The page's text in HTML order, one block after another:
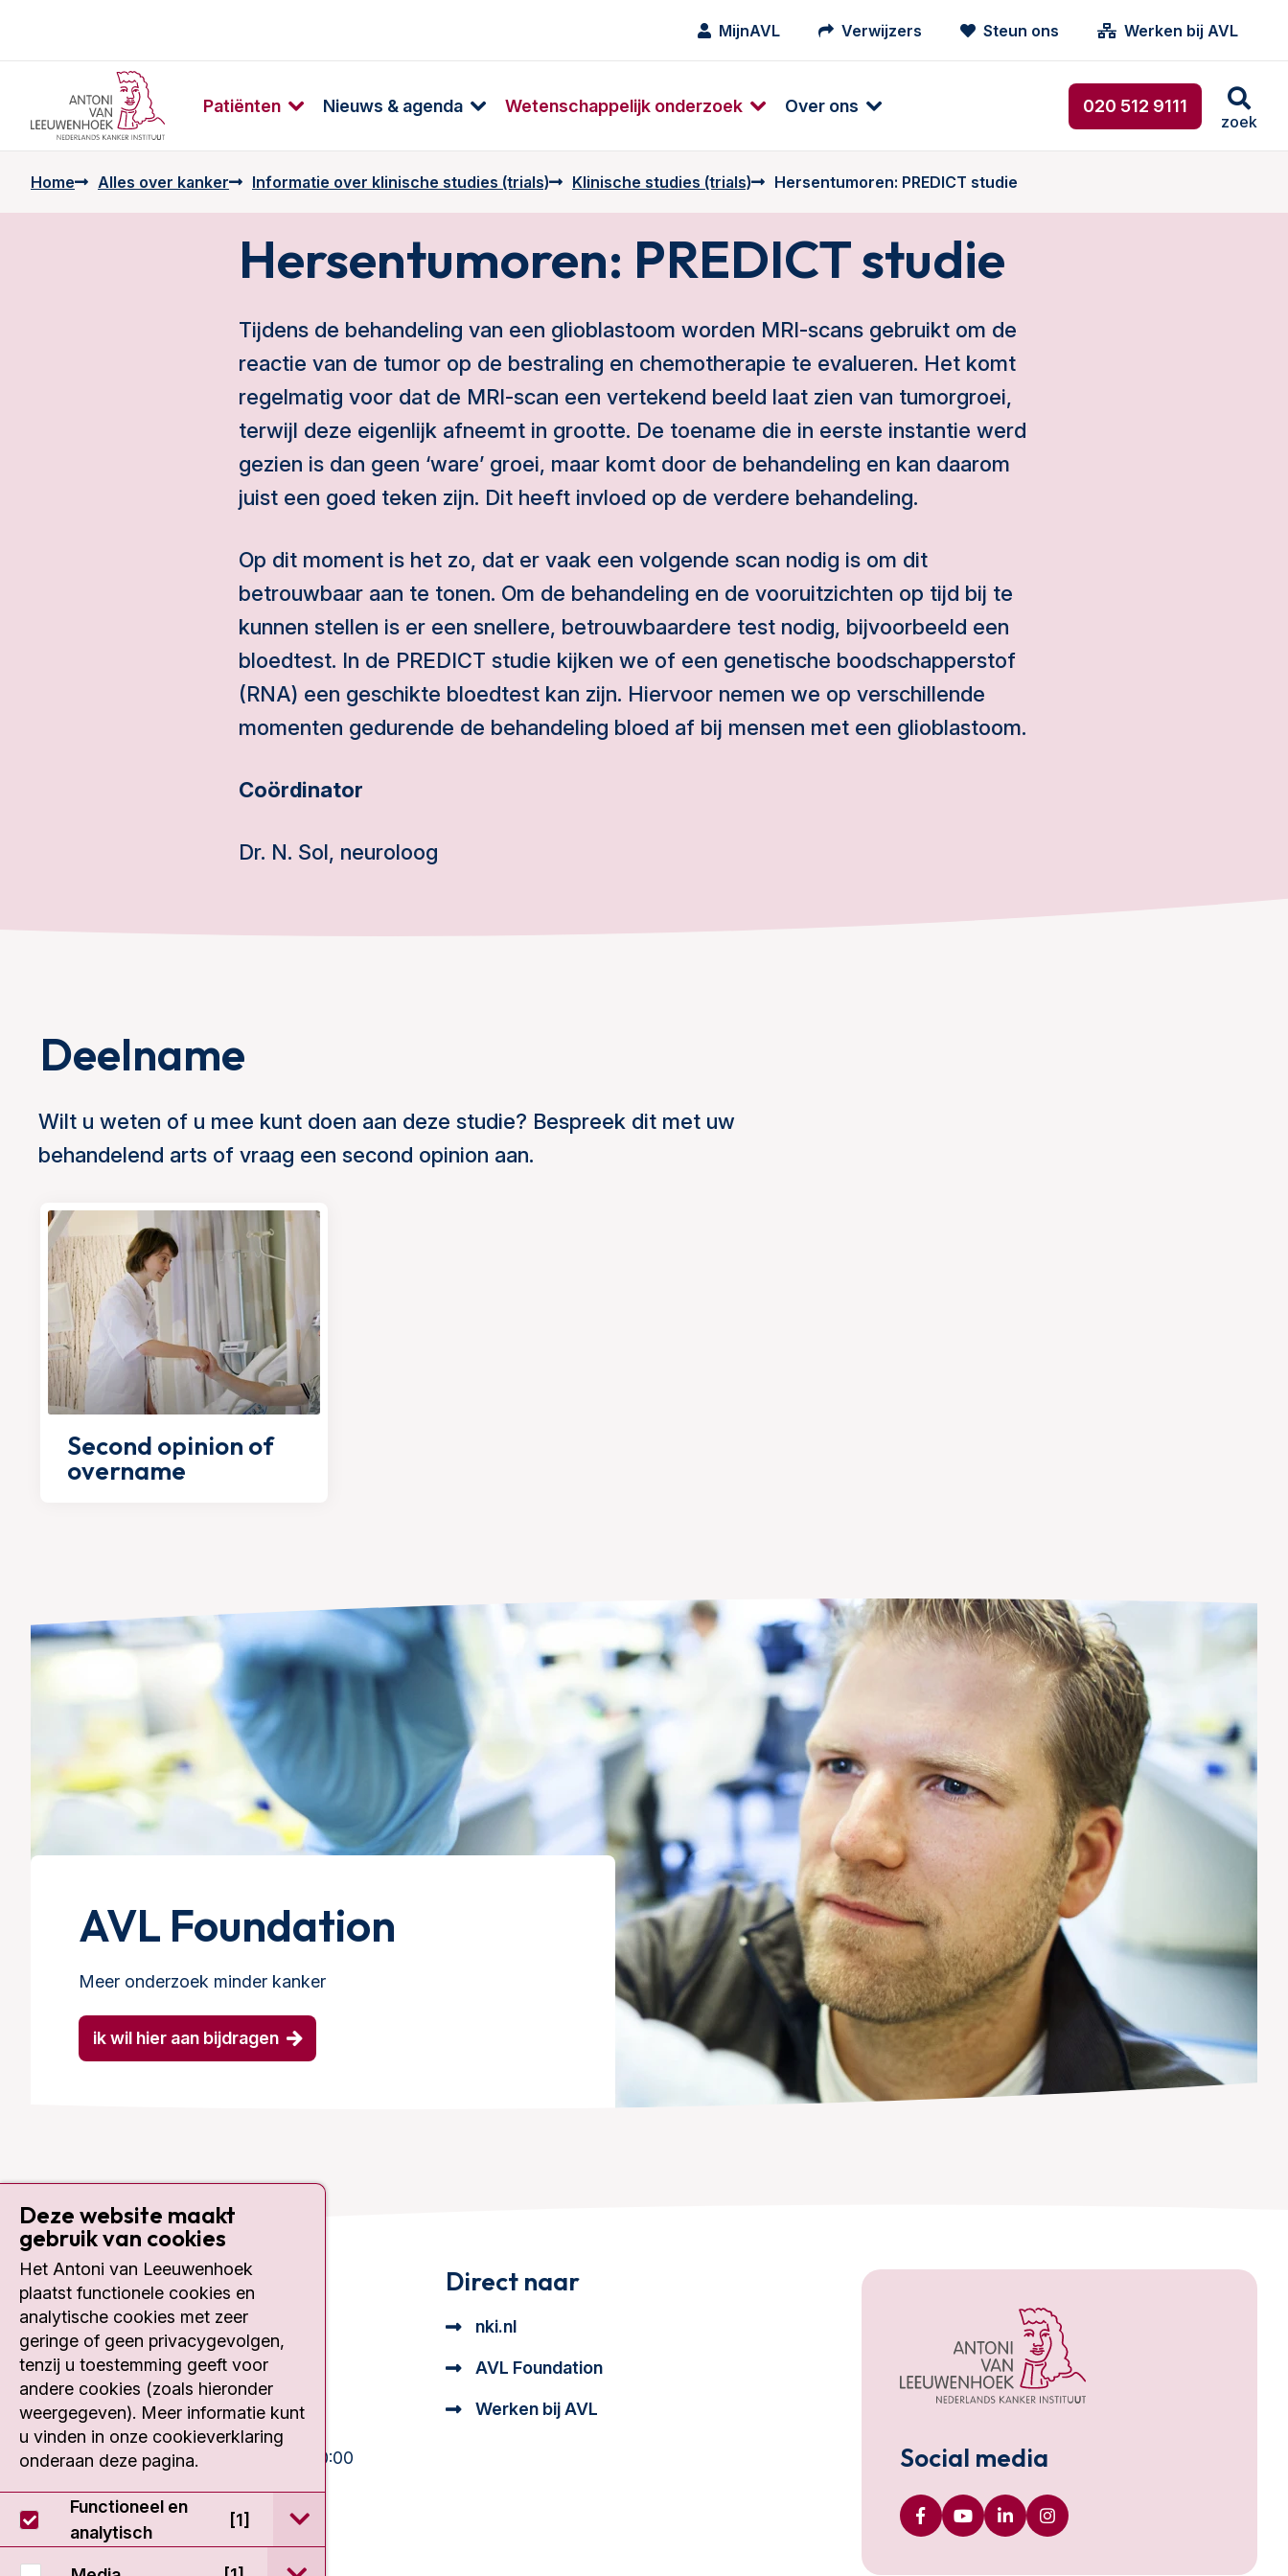
MijnAVL Verwijzers Steun ons Werken bij AVL
Patiënten Nieuws & agenda Wetenschappelijk onderzoek Over ons 020 512 9111
zoek
Home Alles over kanker Informatie over klinische studies (trials) Klinische studies (trials) Hersentumoren: PREDICT studie
Hersentumoren: PREDICT studie
Tijdens de behandeling van een glioblastoom worden MRI-scans gebruikt om de
reactie van de tumor op de bestraling en chemotherapie te evalueren. Het komt
regelmatig voor dat de MRI-scan een vertekend beeld laat zien van tumorgroei,
terwijl deze eigenlijk afneemt in grootte. De toename die in eerste instantie werd
gezien is dan geen ‘ware’ groei, maar komt door de behandeling en kan daarom
juist een goed teken zijn. Dit heeft invloed op de verdere behandeling.
Op dit moment is het zo, dat er vaak een volgende scan nodig is om dit
betrouwbaar aan te tonen. Om de behandeling en de vooruitzichten op tijd bij te
kunnen stellen is er een snellere, betrouwbaardere test nodig, bijvoorbeeld een
bloedtest. In de PREDICT studie kijken we of een genetische boodschapperstof
(RNA) een geschikte bloedtest kan zijn. Hiervoor nemen we op verschillende
momenten gedurende de behandeling bloed af bij mensen met een glioblastoom.
Coördinator
Dr. N. Sol, neuroloog
Deelname
Wilt u weten of u mee kunt doen aan deze studie? Bespreek dit met uw
behandelend arts of vraag een second opinion aan.
Second opinion of
overname
AVL Foundation
Meer onderzoek minder kanker
ik wil hier aan bijdragen
Contact
Plesmanlaan 121
1066 CX Amsterdam
020 512 9111
Bezoektijden
Ma-Vrij:
10:30 - 13:00 en 15:00 - 20:00
Weekend: 10:30 - 20:00
IC:
10:00 - 22:00
Direct naar
nki.nl
AVL Foundation
Werken bij AVL
Social media
Deze website maakt
gebruik van cookies
Het Antoni van Leeuwenhoek
plaatst functionele cookies en
analytische cookies met zeer
geringe of geen privacygevolgen,
tenzij u toestemming geeft voor
andere cookies (zoals hieronder
weergegeven). Meer informatie kunt
u vinden in onze cookieverklaring
onderaan deze pagina.
Functioneel en
analytisch
[1] open / sluit Functioneel en analytisch cookie beschrijving
open / sluit Media cookie beschrijving